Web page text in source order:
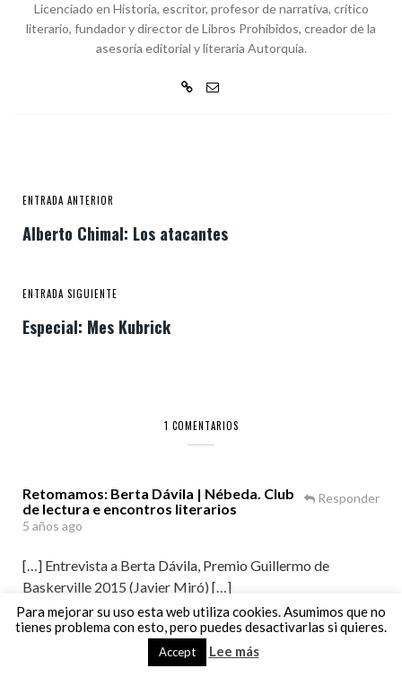
Licenciado en Historia, escritor, profesor de narrativa, crítico
literario, fundador y director de Libros Prohibidos, creador de la
asesoría editorial y literaria Autorquía.
ENTRADA ANTERIOR
Alberto Chimal: Los atacantes
ENTRADA SIGUIENTE
Especial: Mes Kubrick
1 COMENTARIOS
Retomamos: Berta Dávila | Nébeda. Club
de lectura e encontros literarios
5 años ago
[…] Entrevista a Berta Dávila, Premio Guillermo de
Baskerville 2015 (Javier Miró) […]
Responder
Para mejorar su uso esta web utiliza cookies. Asumimos que no
tienes problema con esto, pero puedes desactivarlas si quieres.
Accept Lee más